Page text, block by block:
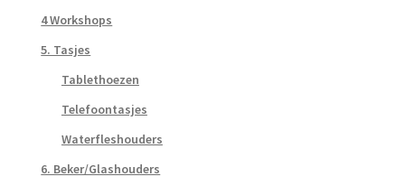
4 Workshops
5. Tasjes
Tablethoezen
Telefoontasjes
Waterfleshouders
6. Beker/Glashouders